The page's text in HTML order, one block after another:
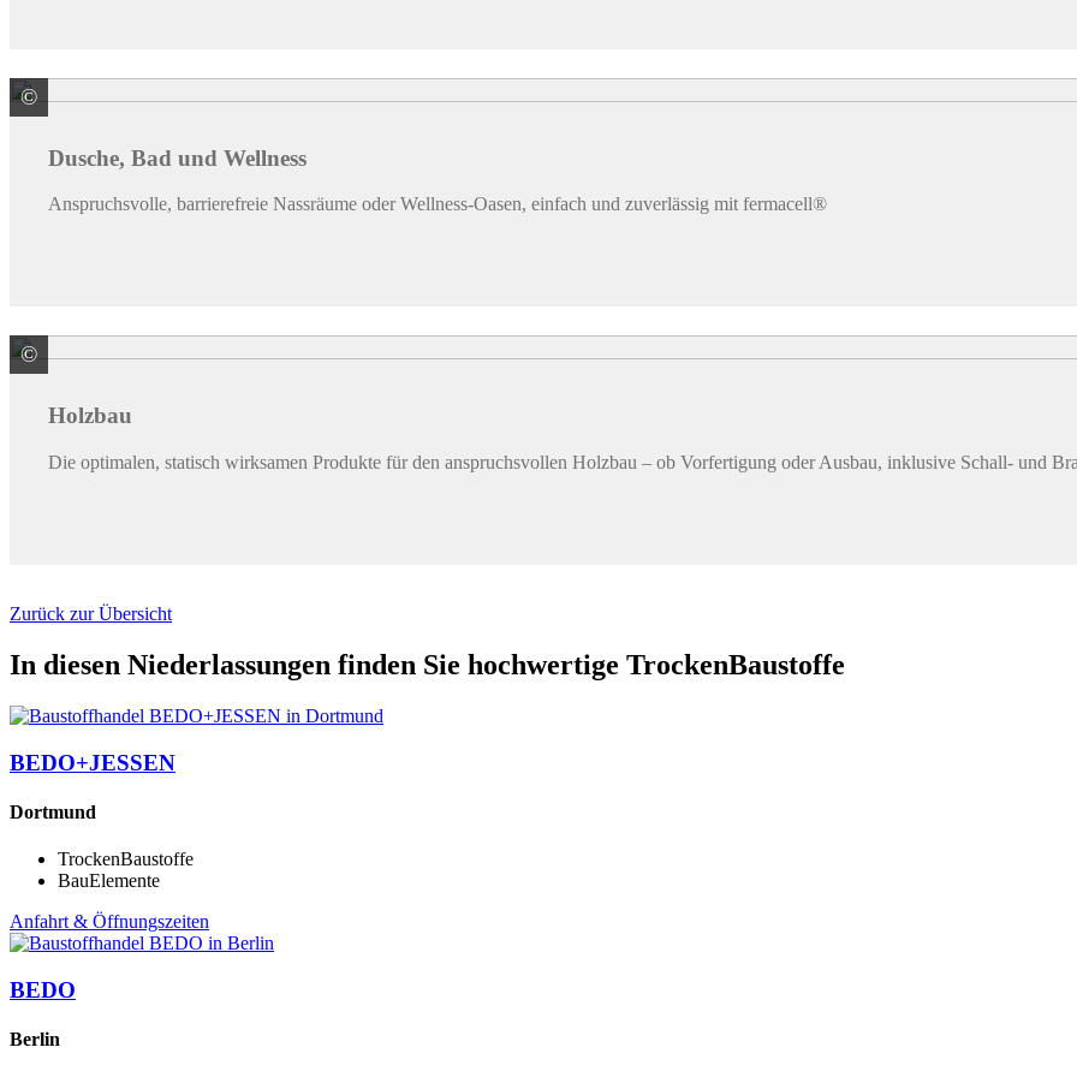
© James Hardie Europe GmbH
Dusche, Bad und Wellness
Anspruchsvolle, barrierefreie Nassräume oder Wellness-Oasen, einfach und zuverlässig mit fermacell®
© James Hardie Europe GmbH
Holzbau
Die optimalen, statisch wirksamen Produkte für den anspruchsvollen Holzbau – ob Vorfertigung oder Ausbau, inklusive Schall- und
Zurück zur Übersicht
In diesen Niederlassungen finden Sie hochwertige TrockenBaustoffe
BEDO+JESSEN
Dortmund
TrockenBaustoffe
BauElemente
Anfahrt & Öffnungszeiten
BEDO
Berlin